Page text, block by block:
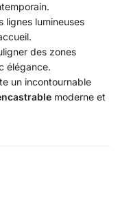
lignes lumineuses
des zones
élégance.
un incontournable
moderne et